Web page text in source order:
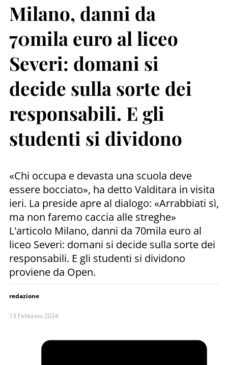
Milano, danni da
70mila euro al liceo
Severi: domani si
decide sulla sorte dei
responsabili. E gli
studenti si dividono
«Chi occupa e devasta una scuola deve
essere bocciato», ha detto Valditara in visita
ieri. La preside apre al dialogo: «Arrabbiati sì,
ma non faremo caccia alle streghe»
L'articolo Milano, danni da 70mila euro al
liceo Severi: domani si decide sulla sorte dei
responsabili. E gli studenti si dividono
proviene da Open.
redazione
13 Febbraio 2024